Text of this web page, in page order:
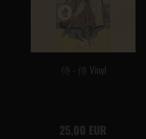
侍 - 侍 Vinyl
25,00 EUR